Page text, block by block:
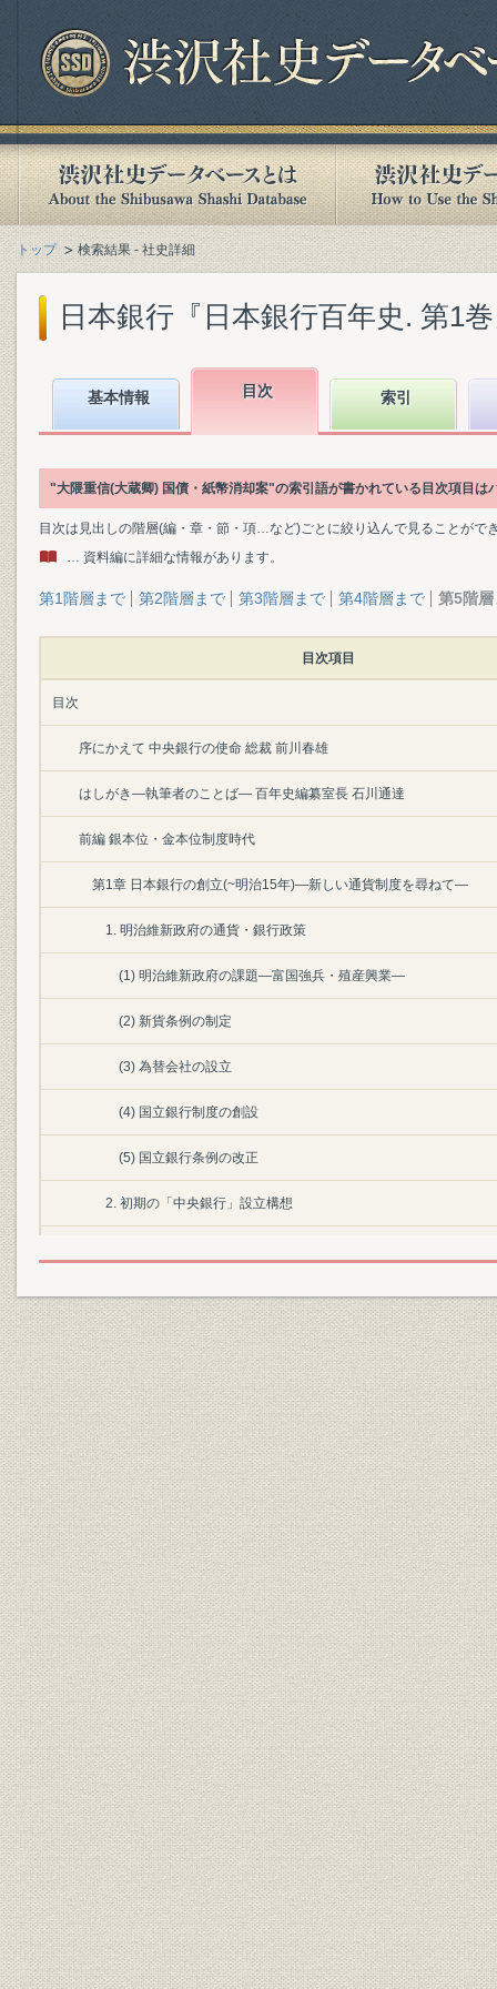
トップ 検索結果 - 社史詳細
日本銀行『日本銀行百年史. 第1
基本情報 目次 索引
"大隈重信(大蔵卿) 国債・紙幣消却案"の索引語が書かれている目次項目は
目次は見出しの階層(編・章・節・項…など)ごとに絞り込んで見ることがで
… 資料編に詳細な情報があります。
第1階層まで 第2階層まで 第3階層まで 第4階層まで 第5階層
目次項目
目次
序にかえて 中央銀行の使命 総裁 前川春雄
はしがき―執筆者のことば― 百年史編纂室長 石川通達
前編 銀本位・金本位制度時代
第1章 日本銀行の創立(~明治15年)―新しい通貨制度を尋ねて―
1. 明治維新政府の通貨・銀行政策
(1) 明治維新政府の課題―富国強兵・殖産興業―
(2) 新貨条例の制定
(3) 為替会社の設立
(4) 国立銀行制度の創設
(5) 国立銀行条例の改正
2. 初期の「中央銀行」設立構想
(2) A.A.シャンドの中央銀行設立論
(3) ウイズニエブスキー公の「日本帝国銀行設立願書」
(4) 田口卯吉の中央銀行設立論
3. 大隈・伊藤の中央銀行設立建議
(1) 西南戦争と不換紙幣の増発
(2) 銀価高騰抑制策
(3) 紙幣消却への傾斜
(4) 通貨改革の建議
(5) 財政更革の建議
(6) 中央銀行設立の建議
4. 松方正義の中央銀行設立構想
(1) 正貨流出防止の建議
(2) 「財政管窺概略」
(3) 「財政議」
(4) 日本帝国中央銀行設立構想
5. 日本銀行条例の制定